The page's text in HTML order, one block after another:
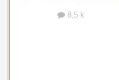
8,5 k